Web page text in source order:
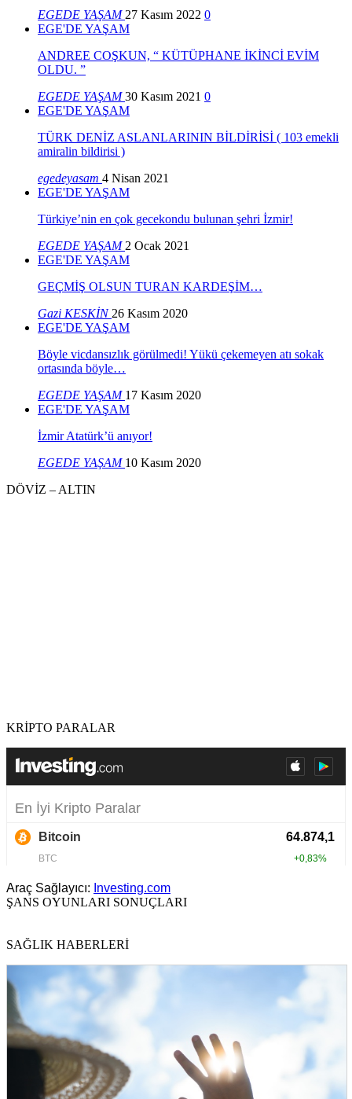
EGEDE YAŞAM 27 Kasım 2022 0
EGE'DE YAŞAM
ANDREE COŞKUN, “ KÜTÜPHANE İKİNCİ EVİM
OLDU. ”
EGEDE YAŞAM30 Kasım 2021 0
EGE'DE YAŞAM
TÜRK DENİZ ASLANLARININ BİLDİRİSİ ( 103 emekli
amiralin bildirisi )
egedeyasam 4 Nisan 2021
EGE'DE YAŞAM
Türkiye’nin en çok gecekondu bulunan şehri İzmir!
EGEDE YAŞAM 2 Ocak 2021
EGE'DE YAŞAM
GEÇMİŞ OLSUN TURAN KARDEŞİM…
Gazi KESKİN 26 Kasım 2020
EGE'DE YAŞAM
Böyle vicdansızlık görülmedi! Yükü çekemeyen atı sokak
ortasında böyle…
EGEDE YAŞAM 17 Kasım 2020
EGE'DE YAŞAM
İzmir Atatürk’ü anıyor!
EGEDE YAŞAM 10 Kasım 2020
DÖVİZ – ALTIN
KRİPTO PARALAR
Araç Sağlayıcı: Investing.com
ŞANS OYUNLARI SONUÇLARI
SAĞLIK HABERLERİ